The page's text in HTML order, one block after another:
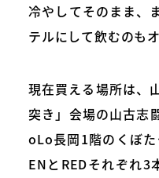
冷やしてそのまま、
テルにして飲むのも
現在買える場所は、
突き」会場の山古志
oLo長岡1階のくぼ
ENとREDそれぞれ3